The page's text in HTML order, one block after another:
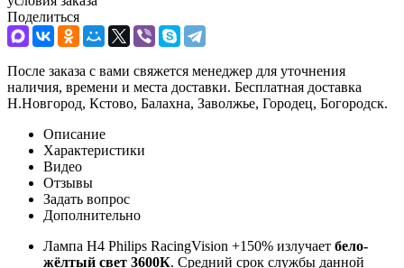
Поделиться
После заказа с вами свяжется менеджер для уточнения
наличия, времени и места доставки. Бесплатная доставка
Н.Новгород, Кстово, Балахна, Заволжье, Городец, Богородск.
Описание
Характеристики
Видео
Отзывы
Задать вопрос
Дополнительно
Лампа H4 Philips RacingVision +150% излучает бело-
жёлтый свет 3600К. Средний срок службы данной